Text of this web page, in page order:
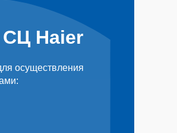
Haier
осуществления